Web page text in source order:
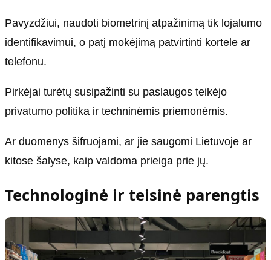
Pavyzdžiui, naudoti biometrinį atpažinimą tik lojalumo
identifikavimui, o patį mokėjimą patvirtinti kortele ar
telefonu.
Pirkėjai turėtų susipažinti su paslaugos teikėjo
privatumo politika ir techninėmis priemonėmis.
Ar duomenys šifruojami, ar jie saugomi Lietuvoje ar
kitose šalyse, kaip valdoma prieiga prie jų.
Technologinė ir teisinė parengtis